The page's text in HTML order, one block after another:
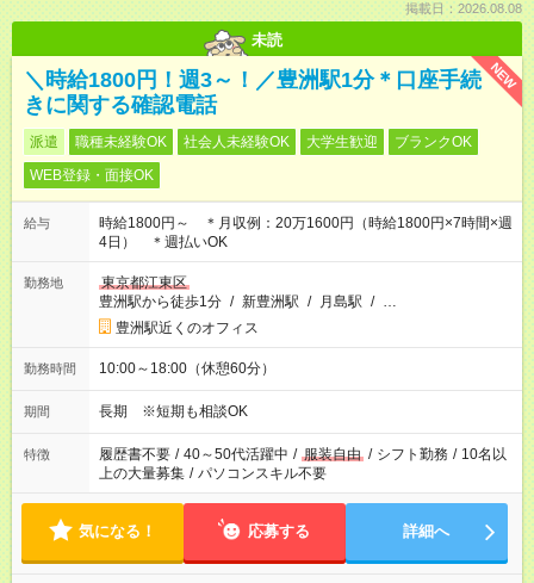
掲載日：2026.08.08
未読
NEW
＼時給1800円！週3～！／豊洲駅1分＊口座手続
きに関する確認電話
派遣 職種未経験OK 社会人未経験OK 大学生歓迎
ブランクOK
WEB登録・面接OK
給与
時給1800円～ ＊月収例：20万1600円（時給1800円×7時間×週
4日） ＊週払いOK
勤務地
東京都江東区
豊洲駅から徒歩1分 / 新豊洲駅 / 月島駅 / …
豊洲駅近くのオフィス
勤務時間 10:00～18:00（休憩60分）
期間 長期 ※短期も相談OK
特徴 履歴書不要 / 40～50代活躍中 / 服装自由 / シフト勤務 / 10名以
上の大量募集 / パソコンスキル不要
気になる！ 応募する 詳細へ